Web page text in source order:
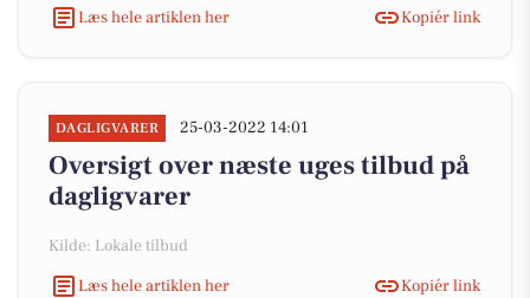
Læs hele artiklen her Kopiér link
DAGLIGVARER 25-03-2022 14:01
Oversigt over næste uges tilbud på
dagligvarer
Kilde: Lokale tilbud
Læs hele artiklen her
Kopiér link